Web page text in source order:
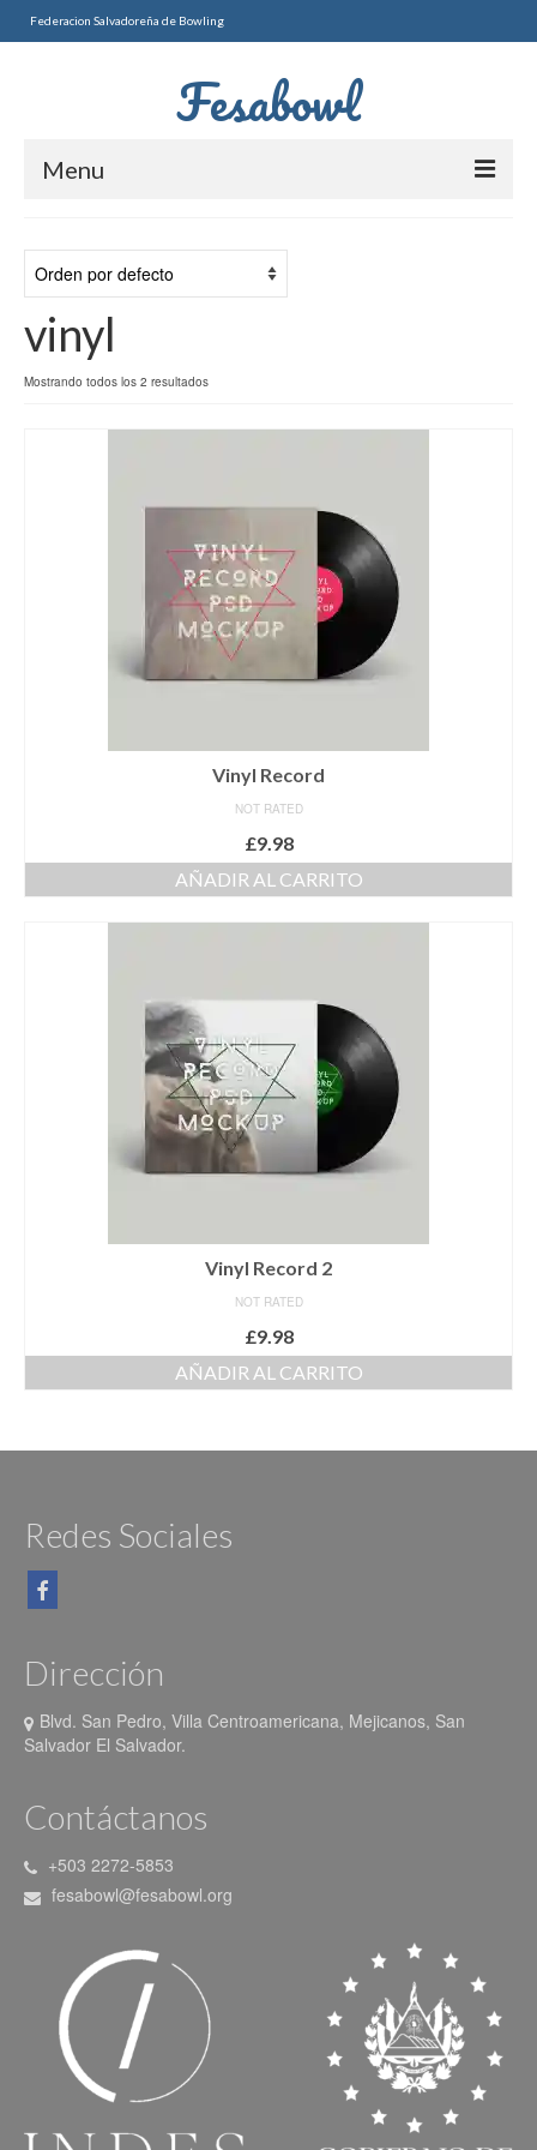
Federacion Salvadoreña de Bowling
Fesabowl
Menu
TRIPLETAS 2026
SELECTIVO 2DA FUERZA
PAREJAS 2026
2DO SELECTIVO MAYOR
Baker 2026
SELECTIVO 2DA Y SENIOR
SEGUNDA
ABIERTO CON HANDICAP 2026
MASCULINO
FEMENINO
CAMPEONATO NACIONAL 2025
ROUND ROBIN
SEGUNDA MASCULINO
RR SENIOR
Calendario
vinyl
Mostrando todos los 2 resultados
Vinyl Record
NOT RATED
£9.98
AÑADIR AL CARRITO
Vinyl Record 2
NOT RATED
£9.98
AÑADIR AL CARRITO
Redes Sociales
Dirección
Blvd. San Pedro, Villa Centroamericana, Mejicanos, San
Salvador El Salvador.
Contáctanos
+503 2272-5853
fesabowl@fesabowl.org